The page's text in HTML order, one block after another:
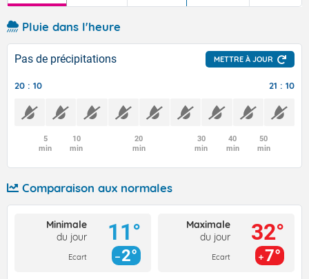
Pluie dans l'heure
Pas de précipitations METTRE À JOUR
20 : 10 21 : 10
5
min
10
min
20
min
30
min
40
min
50
min
Comparaison aux normales
Minimale
du jour
Ecart
11°
2°
Maximale
du jour
Ecart
32°
7°